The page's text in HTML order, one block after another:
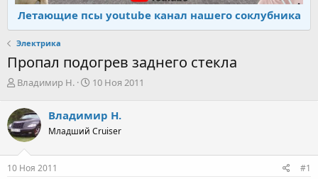
Летающие псы youtube канал нашего соклубника
Электрика
Пропал подогрев заднего стекла
А
т
о
р
т
е
м
Владимир Н.
Д
а
н
ч
10 Ноя 2011
Владимир Н.
Младший Cruiser
10 Ноя 2011 #1